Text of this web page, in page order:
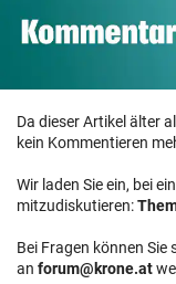
Da dieser Artikel älter
kein Kommentieren
Wir laden Sie ein, bei
mitzudiskutieren:
Bei Fragen können
an forum@krone.at